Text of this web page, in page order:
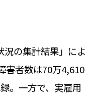
況の集計結果」によ
害者数は70万4,610
。一方で、実雇用